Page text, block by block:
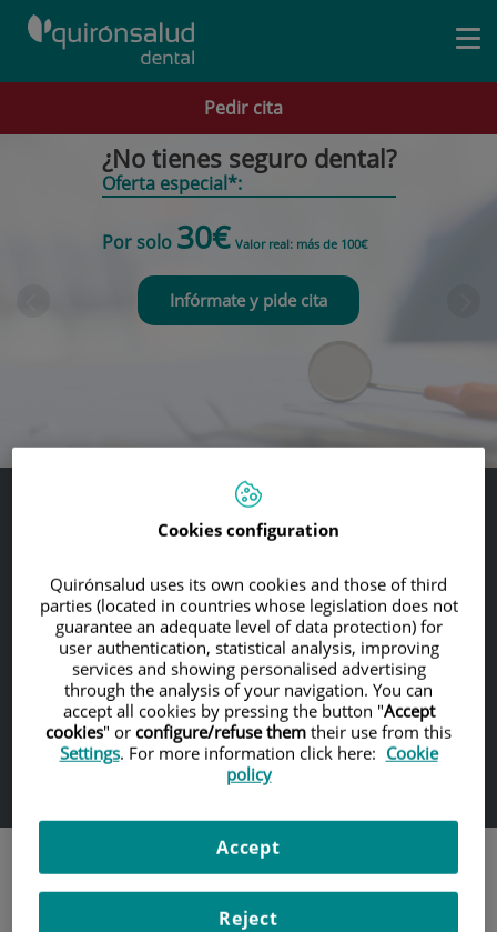
Tratamientos
Nuestros centros
Actualidad
Pedir cita
¿No tienes seguro dental?
Oferta especial*:
Por solo 30€ Valor real: más de 100€
Infórmate y pide cita
Diapositiva
Facilidades de financiación
En centros de primer nivel
Tratamientos destacados
Cookies configuration
Quirónsalud uses its own cookies and those of third
parties (located in countries whose legislation does not
guarantee an adequate level of data protection) for
user authentication, statistical analysis, improving
services and showing personalised advertising
through the analysis of your navigation. You can
accept all cookies by pressing the button "Accept
cookies" or configure/refuse them their use from this
Settings. For more information click here: Cookie
policy
Reject
Accept